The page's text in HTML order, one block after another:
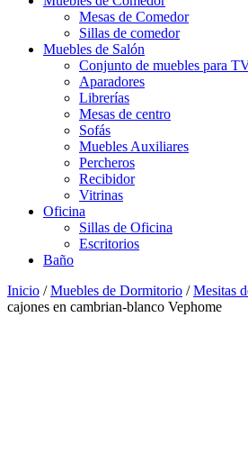
Mesas de Comedor
Sillas de comedor
Muebles de Salón
Conjunto de muebles para
Aparadores
Librerías
Mesas de centro
Sofás
Muebles Auxiliares
Percheros
Recibidor
Vitrinas
Oficina
Sillas de Oficina
Escritorios
Baño
Inicio /Muebles de Dormitorio /Mesitas
cajones en cambrian-blanco Vephome